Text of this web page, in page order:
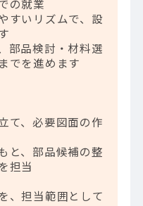
の就業
すいリズムで、設
部品検討・材料選
でを進めます
て、必要図面の作
と、部品候補の整
担当
、担当範囲として